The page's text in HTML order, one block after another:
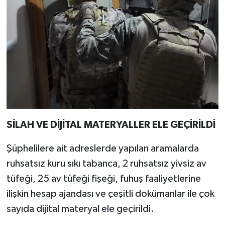
SİLAH VE DİJİTAL MATERYALLER ELE GEÇİRİLDİ
Şüphelilere ait adreslerde yapılan aramalarda
ruhsatsız kuru sıkı tabanca, 2 ruhsatsız yivsiz av
tüfeği, 25 av tüfeği fişeği, fuhuş faaliyetlerine
ilişkin hesap ajandası ve çeşitli dokümanlar ile çok
sayıda dijital materyal ele geçirildi.